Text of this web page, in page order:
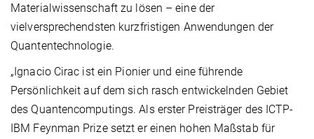
Materialwissenschaft zu lösen – eine der
vielversprechendsten kurzfristigen Anwendungen der
Quantentechnologie.
„Ignacio Cirac ist ein Pionier und eine führende
Persönlichkeit auf dem sich rasch entwickelnden Gebiet
des Quantencomputings. Als erster Preisträger des ICTP-
IBM Feynman Prize setzt er einen hohen Maßstab für